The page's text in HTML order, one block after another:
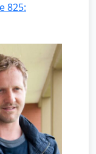
825: